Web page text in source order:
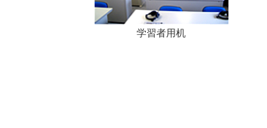
学習者用机